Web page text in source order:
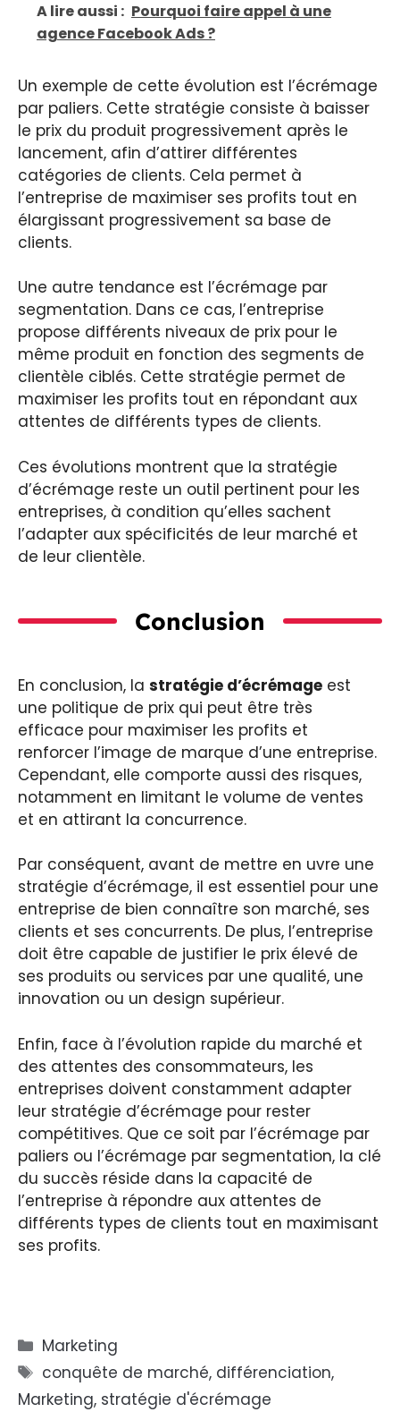
A lire aussi : Pourquoi faire appel à une
agence Facebook Ads ?
Un exemple de cette évolution est l’écrémage
par paliers. Cette stratégie consiste à baisser
le prix du produit progressivement après le
lancement, afin d’attirer différentes
catégories de clients. Cela permet à
l’entreprise de maximiser ses profits tout en
élargissant progressivement sa base de
clients.
Une autre tendance est l’écrémage par
segmentation. Dans ce cas, l’entreprise
propose différents niveaux de prix pour le
même produit en fonction des segments de
clientèle ciblés. Cette stratégie permet de
maximiser les profits tout en répondant aux
attentes de différents types de clients.
Ces évolutions montrent que la stratégie
d’écrémage reste un outil pertinent pour les
entreprises, à condition qu’elles sachent
l’adapter aux spécificités de leur marché et
de leur clientèle.
Conclusion
En conclusion, la stratégie d’écrémage est
une politique de prix qui peut être très
efficace pour maximiser les profits et
renforcer l’image de marque d’une entreprise.
Cependant, elle comporte aussi des risques,
notamment en limitant le volume de ventes
et en attirant la concurrence.
Par conséquent, avant de mettre en uvre une
stratégie d’écrémage, il est essentiel pour une
entreprise de bien connaître son marché, ses
clients et ses concurrents. De plus, l’entreprise
doit être capable de justifier le prix élevé de
ses produits ou services par une qualité, une
innovation ou un design supérieur.
Enfin, face à l’évolution rapide du marché et
des attentes des consommateurs, les
entreprises doivent constamment adapter
leur stratégie d’écrémage pour rester
compétitives. Que ce soit par l’écrémage par
paliers ou l’écrémage par segmentation, la clé
du succès réside dans la capacité de
l’entreprise à répondre aux attentes de
différents types de clients tout en maximisant
ses profits.
Catégories
Marketing
Étiquettes
conquête de marché, différenciation,
Marketing, stratégie d'écrémage